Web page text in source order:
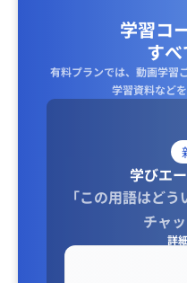
学習コ
す
有料プランでは、動画学習
学習資料など
学びエ
「この用語はど
チャ
詳